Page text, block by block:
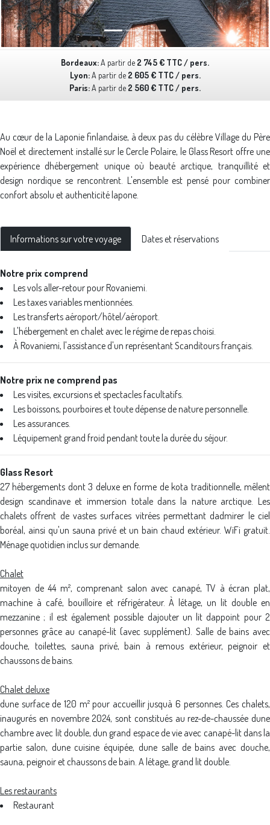
Bordeaux:A partir de 2 745 € TTC / pers.
Lyon:A partir de 2 605 € TTC / pers.
Paris:A partir de 2 560 € TTC / pers.
Au cœur de la Laponie finlandaise, à deux pas du célèbre Village du Père
Noël et directement installé sur le Cercle Polaire, le Glass Resort offre une
expérience dhébergement unique où beauté arctique, tranquillité et
design nordique se rencontrent. L'ensemble est pensé pour combiner
confort absolu et authenticité lapone.
Informations sur votre voyage Dates et réservations
Notre prix comprend
Les vols aller-retour pour Rovaniemi.
Les taxes variables mentionnées.
Les transferts aéroport/hôtel/aéroport.
L'hébergement en chalet avec le régime de repas choisi.
À Rovaniemi, l'assistance d'un représentant Scanditours français.
Notre prix ne comprend pas
Les visites, excursions et spectacles facultatifs.
Les boissons, pourboires et toute dépense de nature personnelle.
Les assurances.
Léquipement grand froid pendant toute la durée du séjour.
Glass Resort
27 hébergements dont 3 deluxe en forme de kota traditionnelle, mêlent
design scandinave et immersion totale dans la nature arctique. Les
chalets offrent de vastes surfaces vitrées permettant dadmirer le ciel
boréal, ainsi qu'un sauna privé et un bain chaud extérieur. WiFi gratuit.
Ménage quotidien inclus sur demande.
Chalet
mitoyen de 44 m², comprenant salon avec canapé, TV à écran plat,
machine à café, bouilloire et réfrigérateur. À létage, un lit double en
mezzanine ; il est également possible dajouter un lit dappoint pour 2
personnes grâce au canapé-lit (avec supplément). Salle de bains avec
douche, toilettes, sauna privé, bain à remous extérieur, peignoir et
chaussons de bains.
Chalet deluxe
dune surface de 120 m² pour accueillir jusquà 6 personnes. Ces chalets,
inaugurés en novembre 2024, sont constitués au rez-de-chaussée dune
chambre avec lit double, dun grand espace de vie avec canapé-lit dans la
partie salon, dune cuisine équipée, dune salle de bains avec douche,
sauna, peignoir et chaussons de bain. A létage, grand lit double.
Les restaurants
Restaurant